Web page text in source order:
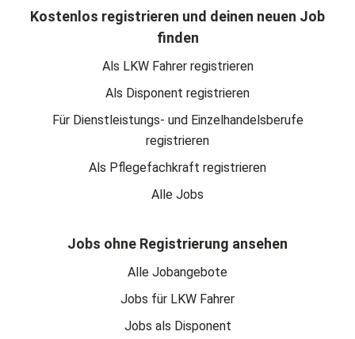
Kostenlos registrieren und deinen neuen Job
finden
Als LKW Fahrer registrieren
Als Disponent registrieren
Für Dienstleistungs- und Einzelhandelsberufe
registrieren
Als Pflegefachkraft registrieren
Alle Jobs
Jobs ohne Registrierung ansehen
Alle Jobangebote
Jobs für LKW Fahrer
Jobs als Disponent